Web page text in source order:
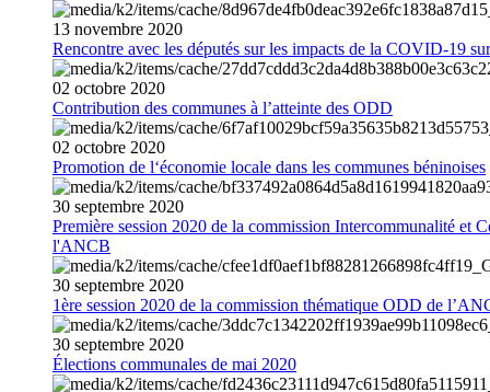
13 novembre 2020
Rencontre avec les députés sur les impacts de la COVID-19
02 octobre 2020
Contribution des communes à l’atteinte des ODD
02 octobre 2020
Promotion de l‘économie locale dans les communes béninoises
30 septembre 2020
Première session 2020 de la commission Intercommunalité et
l'ANCB
30 septembre 2020
1ère session 2020 de la commission thématique ODD de
30 septembre 2020
Élections communales de mai 2020